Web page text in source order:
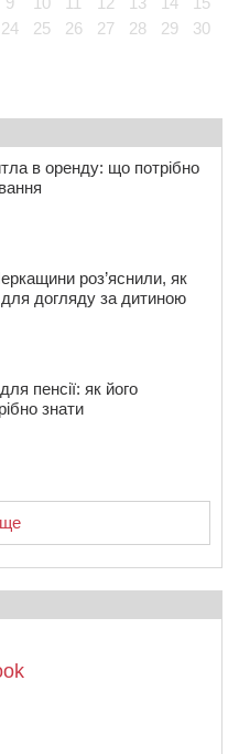
на Золотоніщині
метрів браконьєрських
із вантажівкою й
підтвердила
24 25 26 27 28 29
30
в оренду: що потрібно
роз’яснили, як
догляду за дитиною
пенсії: як його
знати